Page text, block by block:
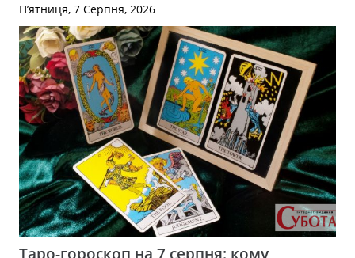
П’ятниця, 7 Серпня, 2026